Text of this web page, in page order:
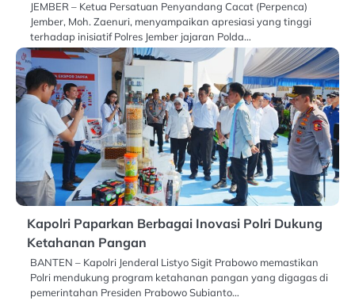
JEMBER – Ketua Persatuan Penyandang Cacat (Perpenca)
Jember, Moh. Zaenuri, menyampaikan apresiasi yang tinggi
terhadap inisiatif Polres Jember jajaran Polda…
Kapolri Paparkan Berbagai Inovasi Polri Dukung
Ketahanan Pangan
BANTEN – Kapolri Jenderal Listyo Sigit Prabowo memastikan
Polri mendukung program ketahanan pangan yang digagas di
pemerintahan Presiden Prabowo Subianto…